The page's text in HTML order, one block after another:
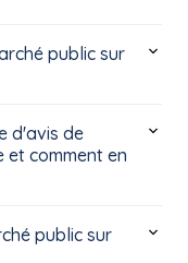
public sur
d'avis de
et comment en
public sur